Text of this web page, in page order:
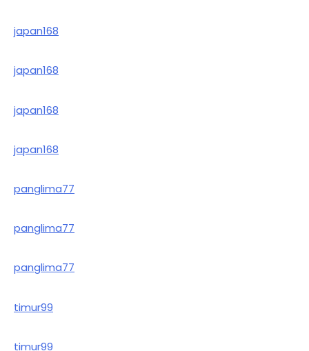
japan168
japan168
japan168
japan168
panglima77
panglima77
panglima77
timur99
timur99